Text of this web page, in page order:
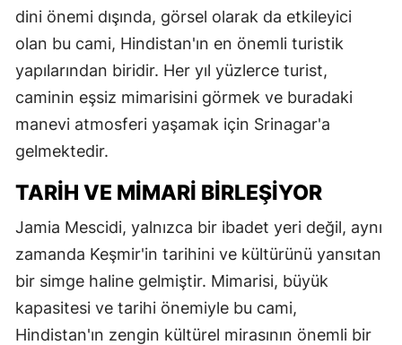
dini önemi dışında, görsel olarak da etkileyici
olan bu cami, Hindistan'ın en önemli turistik
yapılarından biridir. Her yıl yüzlerce turist,
caminin eşsiz mimarisini görmek ve buradaki
manevi atmosferi yaşamak için Srinagar'a
gelmektedir.
TARIH VE MIMARI BIRLEŞIYOR
Jamia Mescidi, yalnızca bir ibadet yeri değil, aynı
zamanda Keşmir'in tarihini ve kültürünü yansıtan
bir simge haline gelmiştir. Mimarisi, büyük
kapasitesi ve tarihi önemiyle bu cami,
Hindistan'ın zengin kültürel mirasının önemli bir